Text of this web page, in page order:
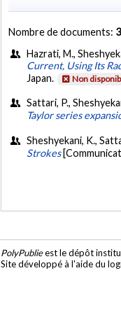
Nombre de documents: 3
Hazrati, M.,
Current, Using Its
Japan.
Non
Sattari, P.,
Taylor series
Sheshyekani, K.,
Strokes
PolyPublieest le dépôt
Site développé à l'aide du